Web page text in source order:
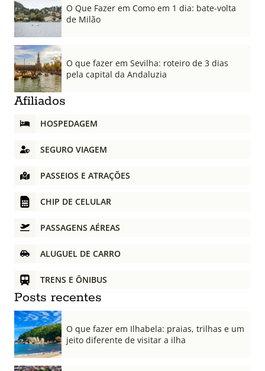
O Que Fazer em Como em 1 dia: bate-volta
de Milão
O que fazer em Sevilha: roteiro de 3 dias
pela capital da Andaluzia
Afiliados
HOSPEDAGEM
SEGURO VIAGEM
PASSEIOS E ATRAÇÕES
CHIP DE CELULAR
PASSAGENS AÉREAS
ALUGUEL DE CARRO
TRENS E ÔNIBUS
Posts recentes
O que fazer em Ilhabela: praias, trilhas e um
jeito diferente de visitar a ilha